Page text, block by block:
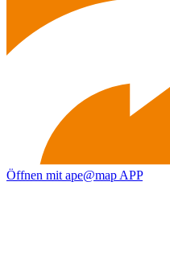
Öffnen mit ape@map APP